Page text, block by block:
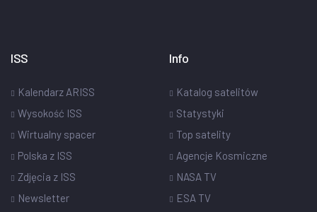
ISS
Kalendarz ARISS
Wysokość ISS
Wirtualny spacer
Polska z ISS
Zdjęcia z ISS
Newsletter
Info
Katalog satelitów
Statystyki
Top satelity
Agencje Kosmiczne
NASA TV
ESA TV